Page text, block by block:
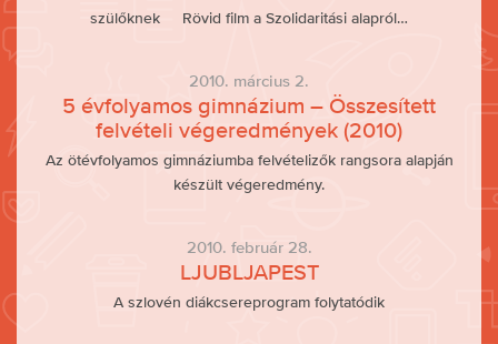
szülőknek Rövid film a Szolidaritási alapról…
2010. március 2.
5 évfolyamos gimnázium – Összesített
felvételi végeredmények (2010)
Az ötévfolyamos gimnáziumba felvételizők rangsora alapján
készült végeredmény.
2010. február 28.
LJUBLJAPEST
A szlovén diákcsereprogram folytatódik